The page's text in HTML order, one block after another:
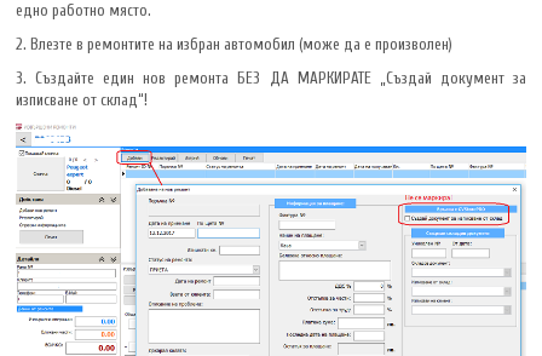
едно работно място.
2. Влезте в ремонтите на избран автомобил (може да е произволен)
3. Създайте един нов ремонта БЕЗ ДА МАРКИРАТЕ „Създай документ за
изписване от склад“!